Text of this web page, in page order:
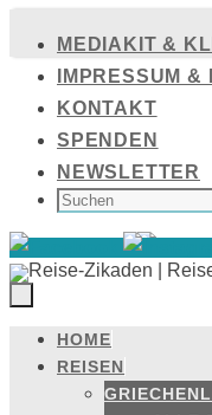
Inhalt
springen
MEDIAKIT &
IMPRESSUM
KONTAKT
SPENDEN
NEWSLETTER
SUCHEN
NACH:
Zum
Inhalt
springen
HOME
REISEN